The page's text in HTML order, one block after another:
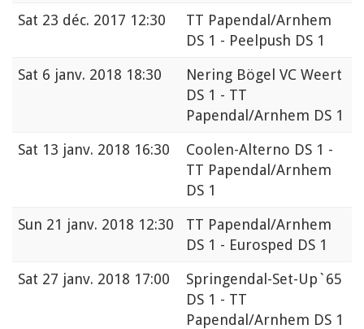
Sat 23 déc. 2017 12:30
TT Papendal/Arnhem
DS 1 - Peelpush DS 1
Sat 6 janv. 2018 18:30
Nering Bögel VC Weert
DS 1 - TT
Papendal/Arnhem DS 1
Sat 13 janv. 2018 16:30
Coolen-Alterno DS 1 -
TT Papendal/Arnhem
DS 1
Sun 21 janv. 2018 12:30
TT Papendal/Arnhem
DS 1 - Eurosped DS 1
Sat 27 janv. 2018 17:00
Springendal-Set-Up`65
DS 1 - TT
Papendal/Arnhem DS 1